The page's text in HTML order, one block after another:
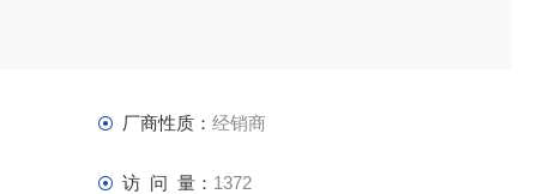
厂商性质： 经销商
访 问 量： 1372